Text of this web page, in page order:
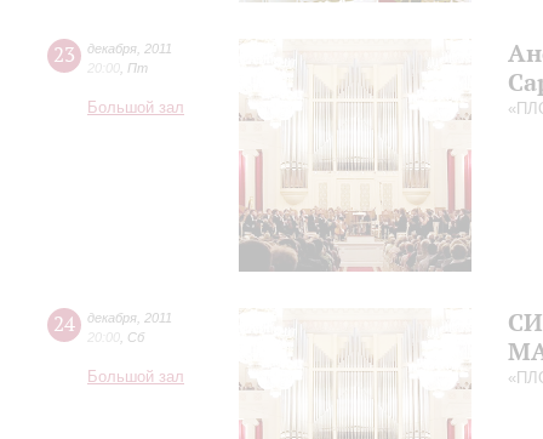
23 декабря 2011
20:00 Пт
Большой зал
24 декабря 2011
20:00 Сб
Большой зал